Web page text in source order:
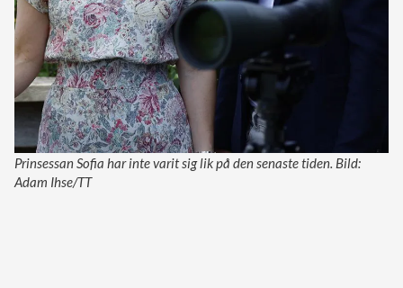
Prinsessan Sofia har inte varit sig lik på den senaste tiden. Bild:
Adam Ihse/TT